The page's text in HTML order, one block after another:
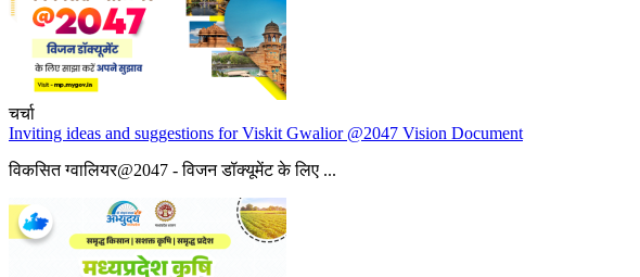
चर्चा
Inviting ideas and suggestions for Viskit Gwalior @2047 Vision Document
विकसित ग्वालियर@2047 - विजन डॉक्यूमेंट के लिए ...